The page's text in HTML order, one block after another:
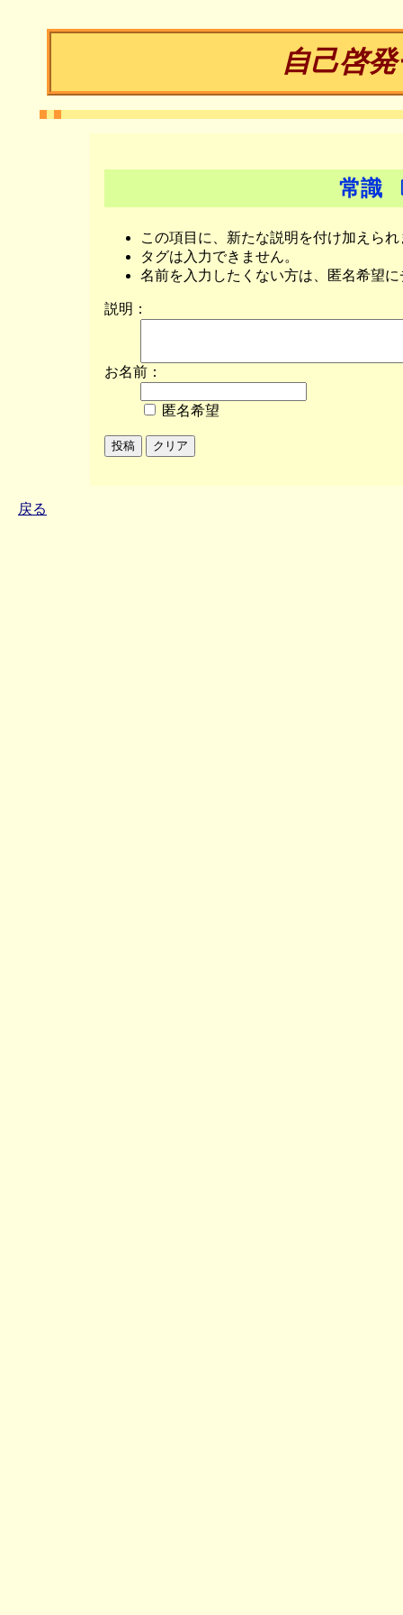
自己啓
常識
この項目に、新たな説明を付け加えられ
タグは入力できません。
名前を入力したくない方は、匿名希望
説明：
お名前：
匿名希望
戻る